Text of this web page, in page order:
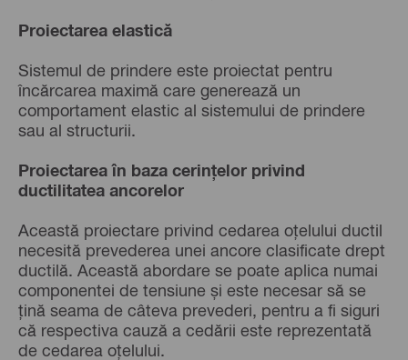
Proiectarea elastică
Sistemul de prindere este proiectat pentru
încărcarea maximă care generează un
comportament elastic al sistemului de prindere
sau al structurii.
Proiectarea în baza cerințelor privind
ductilitatea ancorelor
Această proiectare privind cedarea oțelului ductil
necesită prevederea unei ancore clasificate drept
ductilă. Această abordare se poate aplica numai
componentei de tensiune și este necesar să se
țină seama de câteva prevederi, pentru a fi siguri
că respectiva cauză a cedării este reprezentată
de cedarea oțelului.